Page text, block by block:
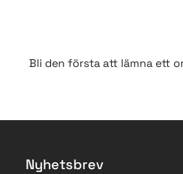
Bli den första att lämna ett
Nyhetsbrev